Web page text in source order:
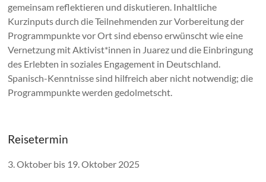
gemeinsam reflektieren und diskutieren. Inhaltliche
Kurzinputs durch die Teilnehmenden zur Vorbereitung der
Programmpunkte vor Ort sind ebenso erwünscht wie eine
Vernetzung mit Aktivist*innen in Juarez und die Einbringung
des Erlebten in soziales Engagement in Deutschland.
Spanisch-Kenntnisse sind hilfreich aber nicht notwendig; die
Programmpunkte werden gedolmetscht.
Reisetermin
3. Oktober bis 19. Oktober 2025